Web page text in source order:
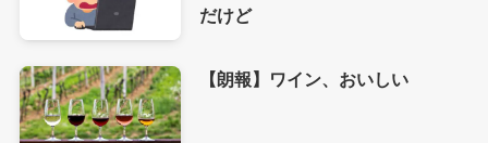
だけど
【朗報】ワイン、おいしい